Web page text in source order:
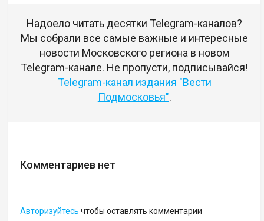
Надоело читать десятки Telegram-каналов?
Мы собрали все самые важные и интересные
новости Московского региона в новом
Telegram-канале. Не пропусти, подписывайся!
Telegram-канал издания "Вести
Подмосковья".
Комментариев нет
Авторизуйтесь чтобы оставлять комментарии